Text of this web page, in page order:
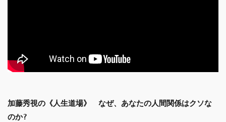
加藤秀視の《人生道場》 なぜ、あなたの人間関係はクソな
のか?